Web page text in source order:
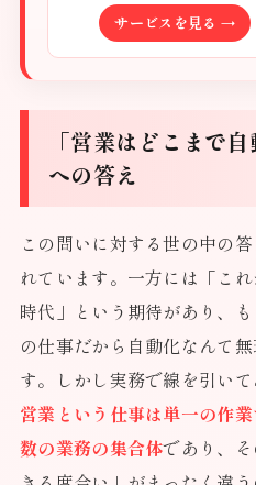
サービスを見る →
「営業はどこまで
への答え
この問いに対する世の中の
れています。一方には「こ
時代」という期待があり、
の仕事だから自動化なんて
す。しかし実務で線を引い
営業という仕事は単一の作
数の業務の集合体であり、